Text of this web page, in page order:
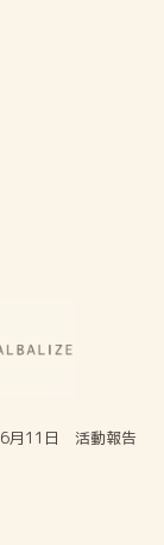
6月11日 活動報告